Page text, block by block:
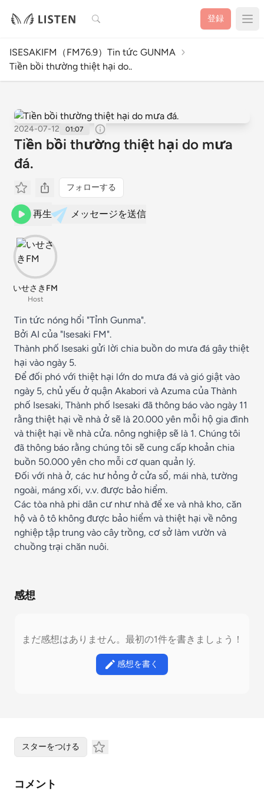
検索 登録
ISESAKIFM（FM76.9）Tin tức GUNMA
Tiền bồi thường thiệt hại do..
2024-07-12 01:07
Tiền bồi thường thiệt hại do mưa
đá.
フォローする
再生 メッセージを送信
いせさきFM
Host
Tin tức nóng hổi "Tỉnh Gunma".
Bởi AI của "Isesaki FM".
Thành phố Isesaki gửi lời chia buồn do mưa đá gây thiệt
hại vào ngày 5.
Để đối phó với thiệt hại lớn do mưa đá và gió giật vào
ngày 5, chủ yếu ở quận Akabori và Azuma của Thành
phố Isesaki, Thành phố Isesaki đã thông báo vào ngày 11
rằng thiệt hại về nhà ở sẽ là 20.000 yên mỗi hộ gia đình
và thiệt hại về nhà cửa. nông nghiệp sẽ là 1. Chúng tôi
đã thông báo rằng chúng tôi sẽ cung cấp khoản chia
buồn 50.000 yên cho mỗi cơ quan quản lý.
Đối với nhà ở, các hư hỏng ở cửa sổ, mái nhà, tường
ngoài, máng xối, v.v. được bảo hiểm.
Các tòa nhà phi dân cư như nhà để xe và nhà kho, căn
hộ và ô tô không được bảo hiểm và thiệt hại về nông
nghiệp tập trung vào cây trồng, cơ sở làm vườn và
chuồng trại chăn nuôi.
感想
まだ感想はありません。最初の1件を書きましょう！
感想を書く
スターをつける
コメント